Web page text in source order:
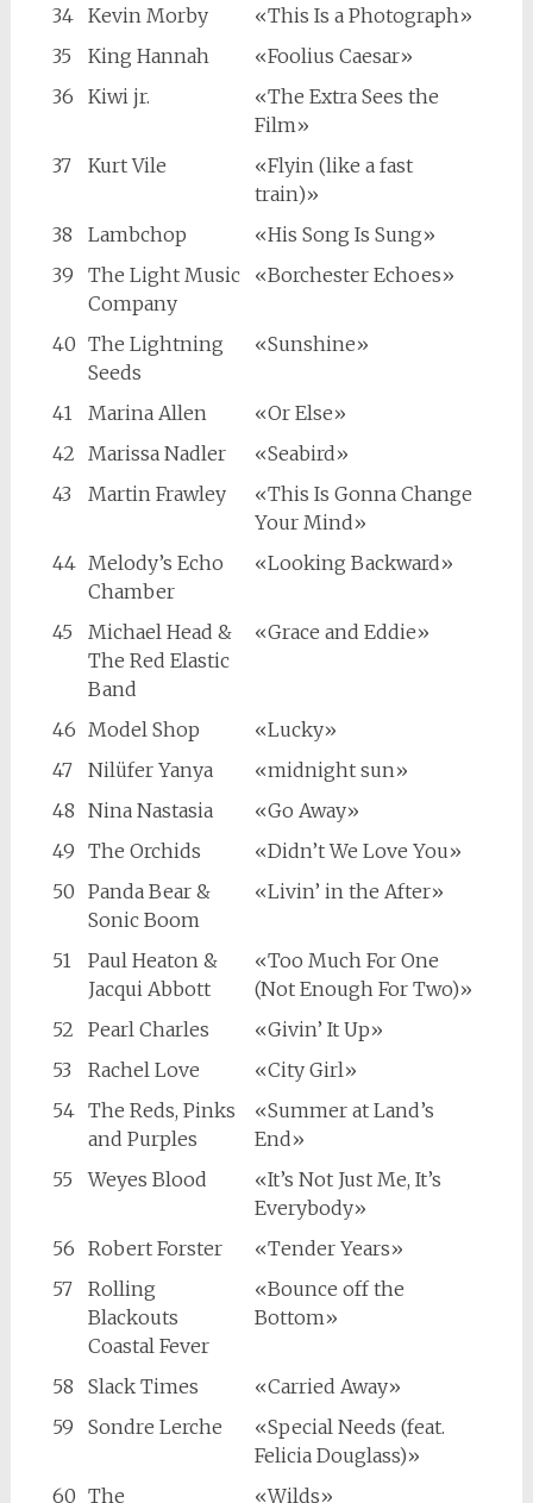
34
Kevin Morby
«This Is a Photograph»
35
King Hannah
«Foolius Caesar»
36
Kiwi jr.
«The Extra Sees the
Film»
37
Kurt Vile
«Flyin (like a fast
train)»
38
Lambchop
«His Song Is Sung»
39
The Light Music
Company
«Borchester Echoes»
40 The Lightning
Seeds
«Sunshine»
41 Marina Allen
«Or Else»
42 Marissa Nadler
«Seabird»
43
Martin Frawley
«This Is Gonna Change
Your Mind»
44 Melody’s Echo
Chamber
«Looking Backward»
45
Michael Head &
The Red Elastic
Band
«Grace and Eddie»
46 Model Shop
«Lucky»
47
Nilüfer Yanya
«midnight sun»
48 Nina Nastasia
«Go Away»
49 The Orchids
«Didn’t We Love You»
50 Panda Bear &
Sonic Boom
«Livin’ in the After»
51
Paul Heaton &
Jacqui Abbott
«Too Much For One
(Not Enough For Two)»
52
Pearl Charles
«Givin’ It Up»
53
Rachel Love
«City Girl»
54 The Reds, Pinks
and Purples
«Summer at Land’s
End»
55
Weyes Blood
«It’s Not Just Me, It’s
Everybody»
56 Robert Forster
«Tender Years»
57
Rolling
Blackouts
Coastal Fever
«Bounce off the
Bottom»
58 Slack Times
«Carried Away»
59
Sondre Lerche
«Special Needs (feat.
Felicia Douglass)»
60 The «Wilds»